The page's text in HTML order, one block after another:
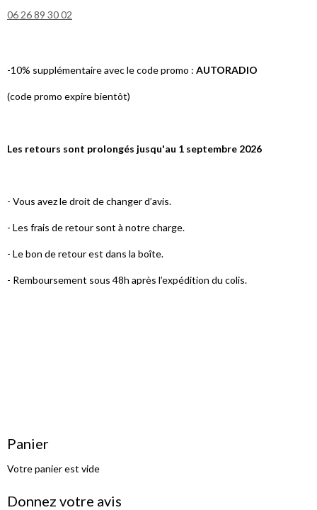
06 26 89 30 02
-10% supplémentaire avec le code promo : AUTORADIO
(code promo expire bientôt)
Les retours sont prolongés jusqu'au 1 septembre 2026
- Vous avez le droit de changer d’avis.
- Les frais de retour sont à notre charge.
- Le bon de retour est dans la boîte.
- Remboursement sous 48h après l’expédition du colis.
Panier
Votre panier est vide
Donnez votre avis